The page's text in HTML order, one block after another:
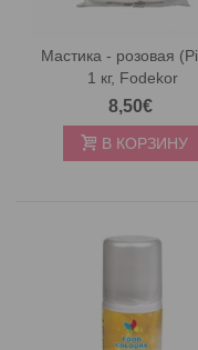
Мастика - розовая
1 кг, Fodekor
8,50€
В КОРЗИНУ